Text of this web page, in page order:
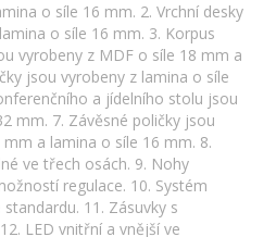
o síle 16 mm. 2. Vrchní desky
o síle 16 mm. 3. Korpus
vyrobeny z MDF o síle 18 mm a
jsou vyrobeny z lamina o síle
a jídelního stolu jsou
mm. 7. Závěsné poličky jsou
a lamina o síle 16 mm. 8.
ve třech osách. 9. Nohy
regulace. 10. Systém
11. Zásuvky s
LED vnitřní a vnější ve